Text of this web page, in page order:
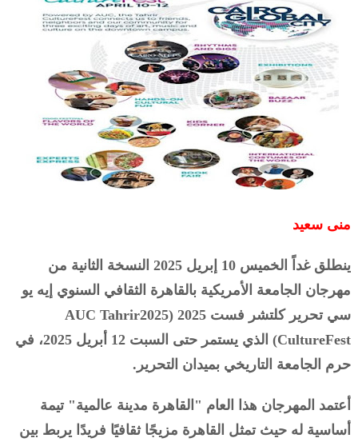
منى سعيد
ينطلق غداً الخميس 10 إبريل 2025 النسخة الثانية من
مهرجان الجامعة الأمريكية بالقاهرة الثقافي السنوي إيه يو
سي تحرير كلتشر فست 2025 (AUC Tahrir2025
CultureFest) الذي يستمر حتى السبت 12 أبريل 2025، في
حرم الجامعة التاريخي بميدان التحرير.
أعتمد المهرجان هذا العام "القاهرة مدينة عالمية" تيمة
أساسية له حيث تمثل القاهرة مزيجًا ثقافيًا فريدًا يربط بين